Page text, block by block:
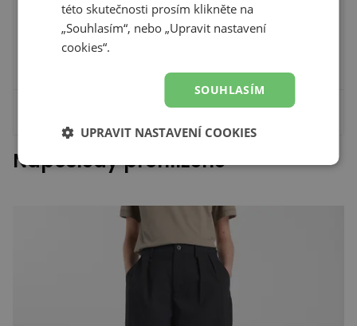
Zobrazit podrobnosti
Naposledy prohlížené
této skutečnosti prosím klikněte na
„Souhlasím“, nebo „Upravit nastavení
cookies“.
SOUHLASÍM
UPRAVIT NASTAVENÍ COOKIES